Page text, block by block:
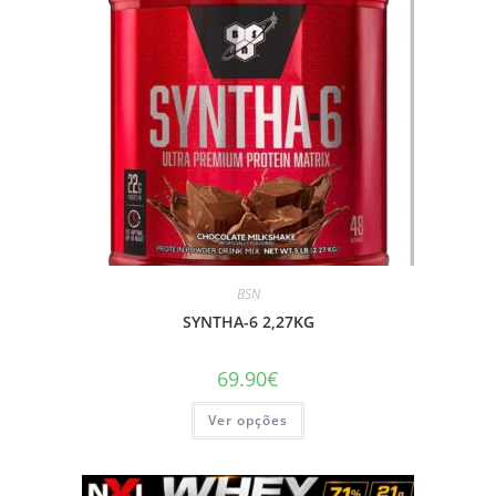
chosen
on
BSN
SYNTHA-6 2,27KG
69.90€
Ver opções
This
has
The